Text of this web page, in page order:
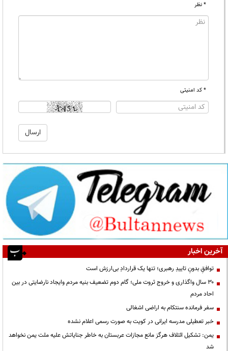
* نظر
* کد امنیتی
آخرین اخبار
توافقِ بدونِ تاییدِ رهبری؛ تنها یک قراردادِ بی‌ارزش است
۳۰ سال واگذاری و خروج ثروت ملی؛ گام دوم تضعیف بنیه مردم وایجاد نارضایتی در بین
احاد مردم
سفر فرمانده سنتکام به اراضی اشغالی
خبر تعطیلی مدرسه ایرانی در کویت به صورت رسمی اعلام نشده
یمن: تشکیل ائتلاف هرگز مانع مجازات عربستان به خاطر جنایاتش علیه ملت یمن نخواهد
شد